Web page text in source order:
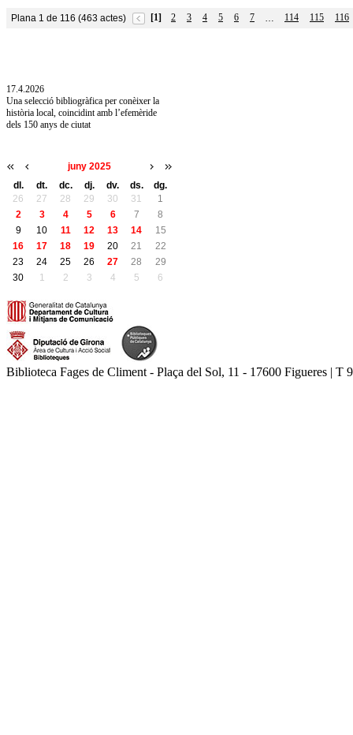
Plana 1 de 116 (463 actes) [1] 2 3 4 5 6 7 … 114 115
116
17.4.2026
Una selecció bibliogràfica per conèixer la
història local, coincidint amb l’efemèride
dels 150 anys de ciutat
juny 2025
dl.
dt. dc. dj. dv. ds.
dg.
26
27 28 29 30 31
1
2
3 4 5 6 7
8
9
10 11 12 13 14
15
16
17 18 19 20 21
22
23
24 25 26 27 28
29
30
1 2 3 4 5 6
Biblioteca Fages de Climent - Plaça del Sol, 11 - 17600 Figueres |